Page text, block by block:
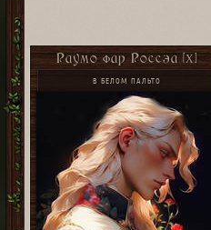
Раумо фар Россэа [X]
В БЕЛОМ ПАЛЬТО